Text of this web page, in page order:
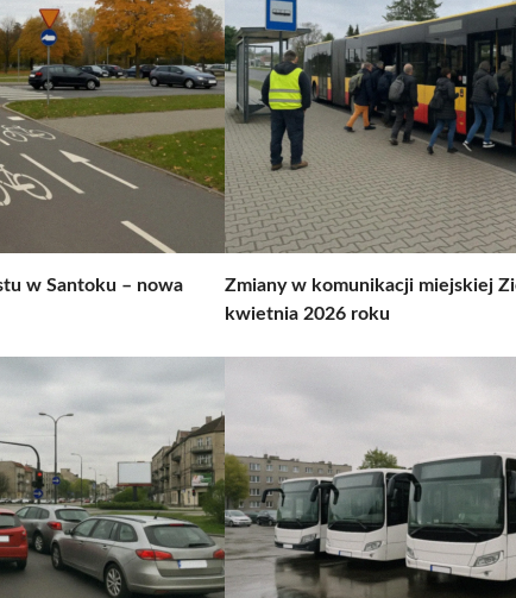
w Santoku – nowa
Zmiany w komunikacji miejskiej
kwietnia 2026 roku